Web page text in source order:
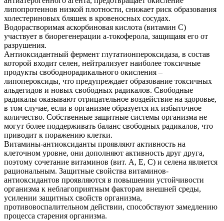
липопротеинов низкой плотности, снижает риск образования
холестериновых бляшек в кровеносных сосудах.
Водорастворимая аскорбиновая кислота (витамин С)
участвует в биорегенерации a-токоферола, защищаяя его от
разрушения.
Антиоксидантный фермент глутатионпероксидаза, в состав
которой входит селен, нейтрализует наиболее токсичные
продукты свободнорадикального окисления –
липопероксиды, что предупреждает образование токсичных
альдегидов и новых свободных радикалов. Свободные
радикалы оказывают отрицательное воздействие на здоровье,
в том случае, если в организме образуется их избыточное
количество. Собственные защитные системы организма не
могут более поддерживать баланс свободных радикалов, что
приводит к поражению клетки.
Витамины-антиоксиданты проявляют активность на
клеточном уровне, они дополняют активность друг друга,
поэтому сочетание витаминов (вит. А, Е, С) и селена является
рациональным. Защитные свойства витаминов-
антиоксидантов проявляются в повышении устойчивости
организма к неблагоприятным факторам внешней среды,
усилении защитных свойств организма,
противовоспалительном действии, способствуют замедлению
процесса старения организма.